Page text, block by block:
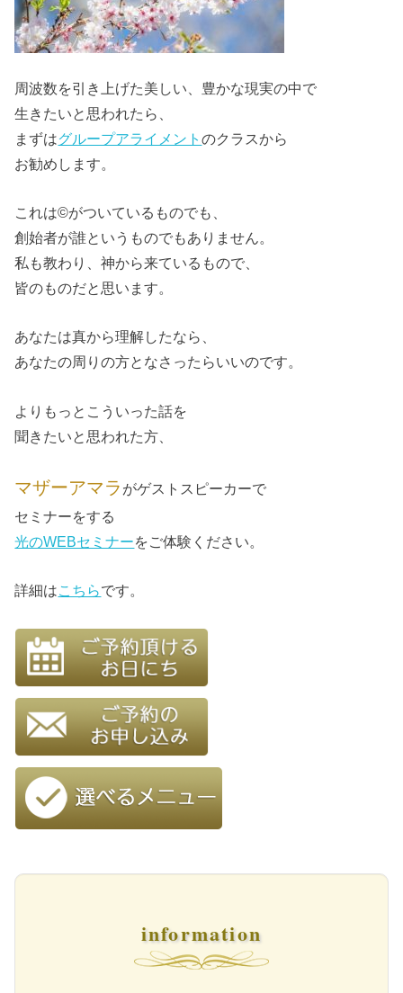
周波数を引き上げた美しい、豊かな現実の中で
生きたいと思われたら、
まずはグループアライメントのクラスから
お勧めします。
これは©がついているものでも、
創始者が誰というものでもありません。
私も教わり、神から来ているもので、
皆のものだと思います。
あなたは真から理解したなら、
あなたの周りの方となさったらいいのです。
よりもっとこういった話を
聞きたいと思われた方、
マザーアマラ がゲストスピーカーで
セミナーをする
光のWEBセミナーをご体験ください。
詳細はこちらです。
information